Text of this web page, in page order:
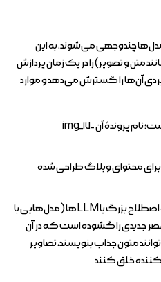
چندوجهی می‌شوند، به این
متن و تصویر) را در یک زمان پردازش
آن‌ها را گسترش می‌دهد و موارد
برای محتوای وبلاگ طراحی شده
پیشرفت سریع در مدل‌های زبانی به اصطلاح بزرگ یا LLMها (مدل‌هایی با
عصر جدیدی را گشوده است که در آن
متون جذاب بنویسند، تصاویر
خلق کنند